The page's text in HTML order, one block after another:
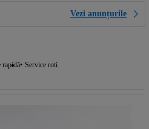
Vezi anunțurile
rapidă Service roti